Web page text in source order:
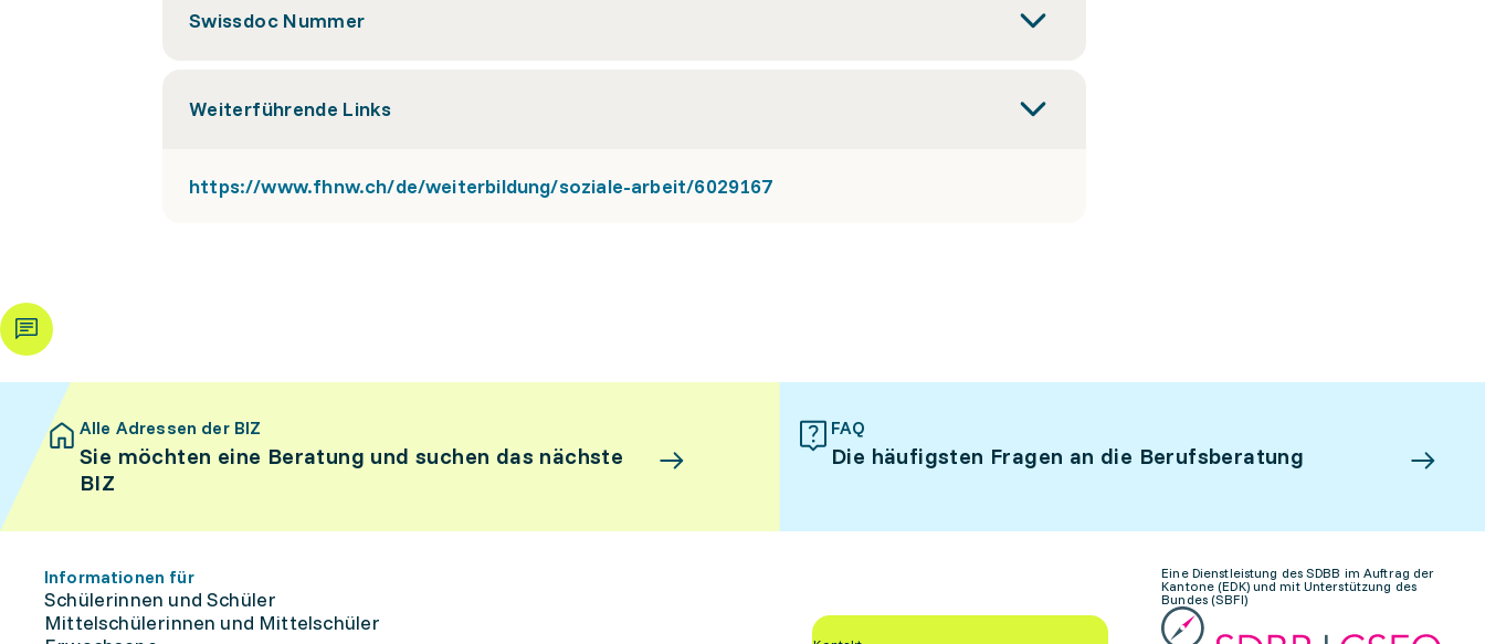
Swissdoc Nummer
Weiterführende Links
https://www.fhnw.ch/de/weiterbildung/soziale-arbeit/6029167
Alle Adressen der BIZ
Sie möchten eine Beratung und suchen das nächste
BIZ
FAQ
Die häufigsten Fragen an die Berufsberatung
Informationen für
Schülerinnen und Schüler
Mittelschülerinnen und Mittelschüler
Eine Dienstleistung des SDBB im Auftrag der
Kantone (EDK) und mit Unterstützung des
Bundes (SBFI)